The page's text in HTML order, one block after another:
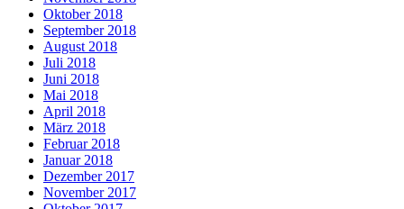
Oktober 2018
September 2018
August 2018
Juli 2018
Juni 2018
Mai 2018
April 2018
März 2018
Februar 2018
Januar 2018
Dezember 2017
November 2017